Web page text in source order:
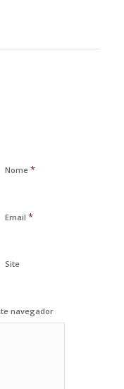
Nome *
Email *
Site
navegador